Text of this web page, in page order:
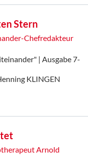
Stern
Chefredakteur
| Ausgabe 7-
KLINGEN
Arnold